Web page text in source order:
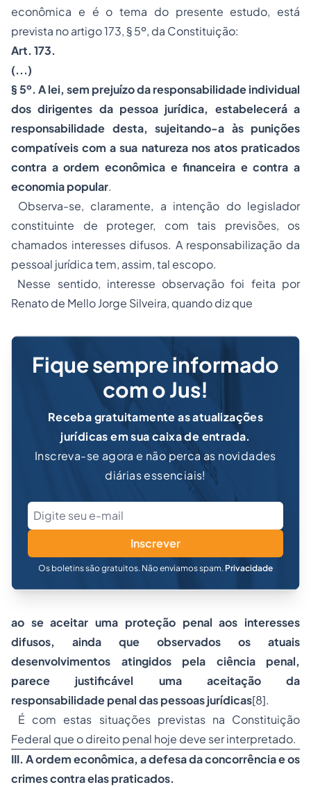
econômica e é o tema do presente estudo, está
prevista no artigo 173, § 5º, da Constituição:
Art. 173.
(...)
§ 5º. A lei, sem prejuízo da responsabilidade individual
dos dirigentes da pessoa jurídica, estabelecerá a
responsabilidade desta, sujeitando-a às punições
compatíveis com a sua natureza nos atos praticados
contra a ordem econômica e financeira e contra a
economia popular.
Observa-se, claramente, a intenção do legislador
constituinte de proteger, com tais previsões, os
chamados interesses difusos. A responsabilização da
pessoal jurídica tem, assim, tal escopo.
Nesse sentido, interesse observação foi feita por
Renato de Mello Jorge Silveira, quando diz que
Fique sempre informado
com o Jus!
Receba gratuitamente as atualizações
jurídicas em sua caixa de entrada.
Inscreva-se agora e não perca as novidades
diárias essenciais!
Inscrever
Os boletins são gratuitos. Não enviamos spam. Privacidade
ao se aceitar uma proteção penal aos interesses
difusos, ainda que observados os atuais
desenvolvimentos atingidos pela ciência penal,
parece justificável uma aceitação da
responsabilidade penal das pessoas jurídicas[8].
É com estas situações previstas na Constituição
Federal que o direito penal hoje deve ser interpretado.
III. A ordem econômica, adefesa da concorrênciae os
crimes contra elas praticados.